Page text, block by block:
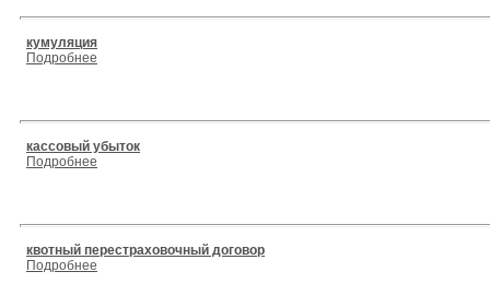
кумуляция
Подробнее
кассовый убыток
Подробнее
квотный перестраховочный договор
Подробнее